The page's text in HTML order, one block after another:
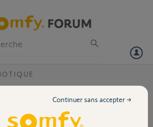
extérieur avec flash
extérieure avec flash ne bip plus
Continuer sans accepter →